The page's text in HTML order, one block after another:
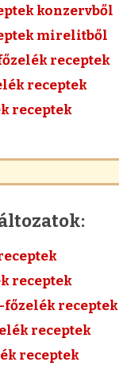
konzervből
mirelitből
receptek
receptek
receptek
receptek
főzelék receptek
receptek
receptek